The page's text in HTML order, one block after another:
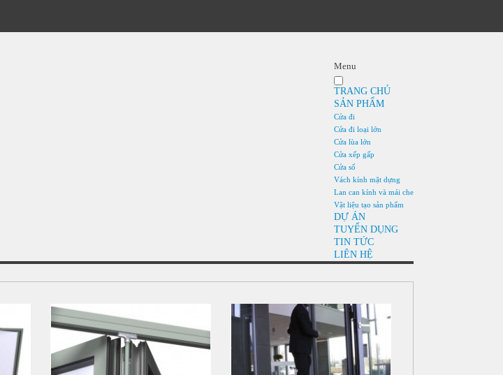
Menu
TRANG CHỦ
SẢN PHẨM
Cửa đi
Cửa đi loại lớn
Cửa lùa lớn
Cửa xếp gấp
Cửa sổ
Vách kính mặt dựng
Lan can kính và mái che
Vật liệu tạo sản phẩm
DỰ ÁN
TUYỂN DỤNG
TIN TỨC
LIÊN HỆ